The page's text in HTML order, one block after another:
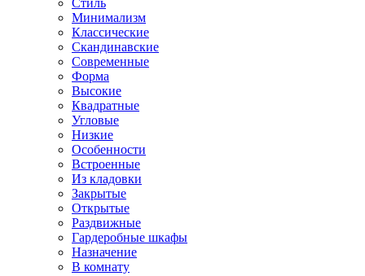
Стиль
Минимализм
Классические
Скандинавские
Современные
Форма
Высокие
Квадратные
Угловые
Низкие
Особенности
Встроенные
Из кладовки
Закрытые
Открытые
Раздвижные
Гардеробные шкафы
Назначение
В комнату